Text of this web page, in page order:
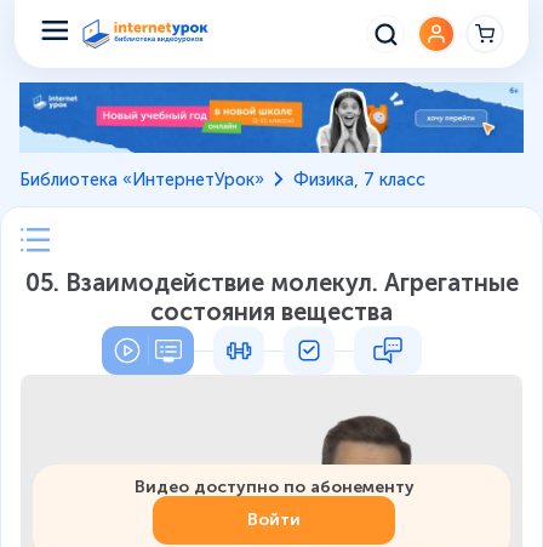
Библиотека «ИнтернетУрок» Физика, 7 класс
05. Взаимодействие молекул. Агрегатные
состояния вещества
Видео доступно по абонементу
Войти